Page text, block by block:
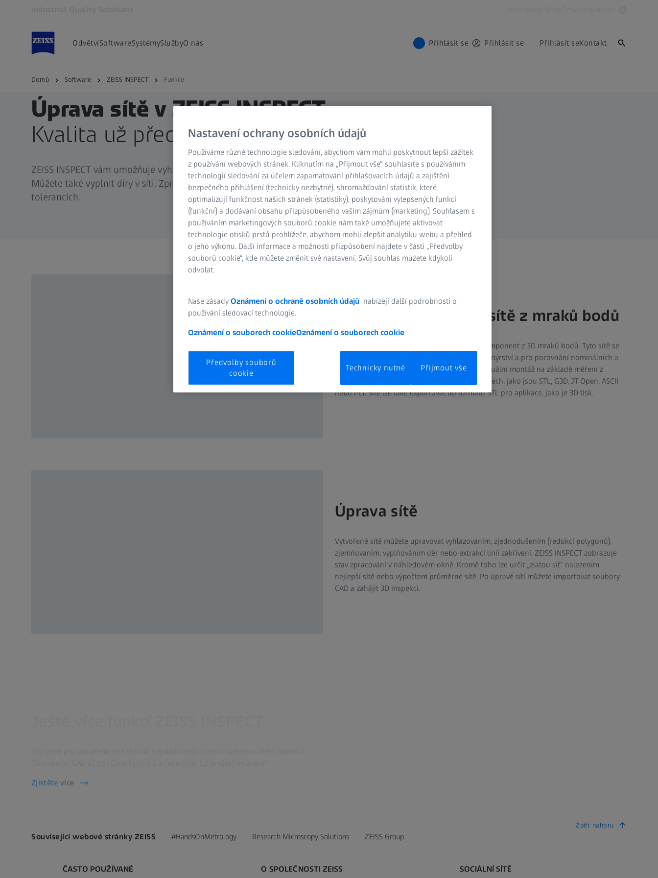
OdvětvíSoftwareSystémySlužbyO nás Přihlásit se Přihlásit se Přihlásit seKontakt
Domů Software ZEISS INSPECT Funkce
Úprava sítě v ZEISS INSPECT
Kvalita už před kontrolou
ZEISS INSPECT vám umožňuje vyhlazovat, zjednodušovat a zjemňovat polygonální sítě.
Můžete také vyplnit díry v síti. Zpracování sítě je závislé na zakřivení a je založeno na
tolerancích.
Vytvořit polygonální sítě z mraků bodů
ZEISS INSPECT vypočítává 3D sítě součástí a komponent z 3D mraků bodů. Tyto sítě se
používají pro vizualizaci, simulaci, reverzní inženýrství a pro porovnání nominálních a
naměřených hodnot. Jsou také vhodné pro virtuální montáž na základě měření z
různých zdrojů, lze je ukládat v běžných formátech, jako jsou STL, G3D, JT Open, ASCII
nebo PLY. Sítě lze také exportovat do formátu STL pro aplikace, jako je 3D tisk.
Úprava sítě
Vytvořené sítě můžete upravovat vyhlazováním, zjednodušením (redukcí polygonů),
zjemňováním, vyplňováním děr nebo extrakcí linií zakřivení. ZEISS INSPECT zobrazuje
stav zpracování v náhledovém okně. Kromě toho lze určit „zlatou síť“ nalezením
nejlepší sítě nebo výpočtem průměrné sítě. Po úpravě sítí můžete importovat soubory
CAD a zahájit 3D inspekci.
Zjistěte více
Zpět nahoru
Související webové stránky ZEISS #HandsOnMetrology Research Microscopy Solutions ZEISS Group
ČASTO POUŽÍVANÉ O SPOLEČNOSTI ZEISS SOCIÁLNÍ SÍTĚ
Nastavení ochrany osobních údajů
Používáme různé technologie sledování, abychom vám mohli poskytnout lepší zážitek
z používání webových stránek. Kliknutím na „Přijmout vše“ souhlasíte s používáním
technologií sledování za účelem zapamatování přihlašovacích údajů a zajištění
bezpečného přihlášení (technicky nezbytné), shromažďování statistik, které
optimalizují funkčnost našich stránek (statistiky), poskytování vylepšených funkcí
(funkční) a dodávání obsahu přizpůsobeného vašim zájmům (marketing). Souhlasem s
používáním marketingových souborů cookie nám také umožňujete aktivovat
technologie otisků prstů prohlížeče, abychom mohli zlepšit analytiku webu a přehled
o jeho výkonu. Další informace a možnosti přizpůsobení najdete v části „Předvolby
souborů cookie“, kde můžete změnit své nastavení. Svůj souhlas můžete kdykoli
odvolat.
Naše zásady Oznámení o ochraně osobních údajů nabízejí další podrobnosti o
používání sledovací technologie.
Oznámení o souborech cookieOznámení o souborech cookie
Předvolby souborů
cookie
Technicky nutné Přijmout vše